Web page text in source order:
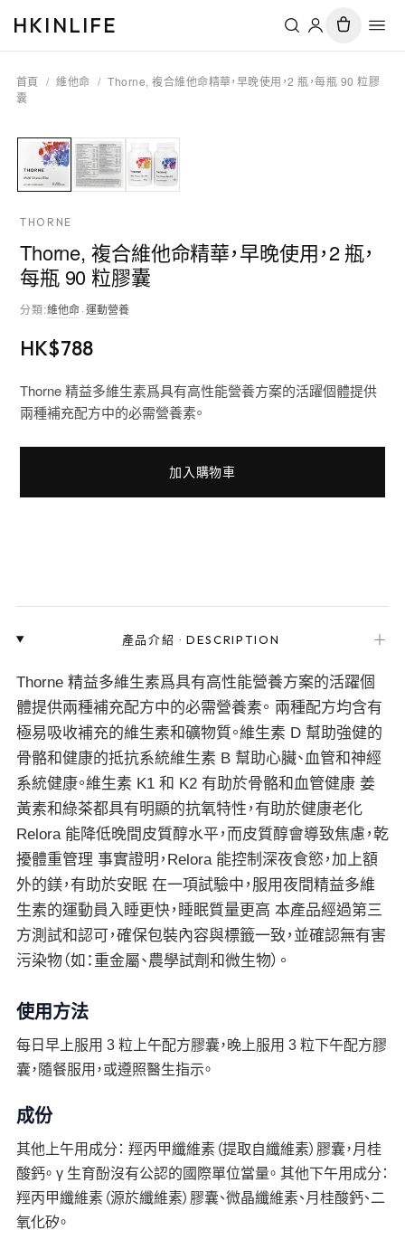
HKINLIFE
首頁 / 維他命 / Thorne, 複合維他命精華，早晚使用，2 瓶，每瓶 90 粒膠
囊
THORNE
Thorne, 複合維他命精華，早晚使用，2 瓶，
每瓶 90 粒膠囊
分類:維他命·運動營養
HK$788
Thorne 精益多維生素爲具有高性能營養方案的活躍個體提供
兩種補充配方中的必需營養素。
加入購物車
產品介紹 ·DESCRIPTION ＋
Thorne 精益多維生素爲具有高性能營養方案的活躍個
體提供兩種補充配方中的必需營養素。 兩種配方均含有
極易吸收補充的維生素和礦物質。維生素 D 幫助強健的
骨骼和健康的抵抗系統維生素 B 幫助心臟、血管和神經
系統健康。維生素 K1 和 K2 有助於骨骼和血管健康 姜
黃素和綠茶都具有明顯的抗氧特性，有助於健康老化
Relora 能降低晚間皮質醇水平，而皮質醇會導致焦慮，乾
擾體重管理 事實證明，Relora 能控制深夜食慾，加上額
外的鎂，有助於安眠 在一項試驗中，服用夜間精益多維
生素的運動員入睡更快，睡眠質量更高 本產品經過第三
方測試和認可，確保包裝內容與標籤一致，並確認無有害
污染物（如：重金屬、農學試劑和微生物）。
使用方法
每日早上服用 3 粒上午配方膠囊，晚上服用 3 粒下午配方膠
囊，隨餐服用，或遵照醫生指示。
成份
其他上午用成分： 羥丙甲纖維素（提取自纖維素）膠囊，月桂
酸鈣。 γ 生育酚沒有公認的國際單位當量。 其他下午用成分：
羥丙甲纖維素（源於纖維素）膠囊、微晶纖維素、月桂酸鈣、二
氧化矽。